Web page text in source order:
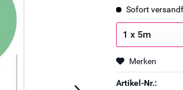
Sofort
Merken
Artikel-Nr.: